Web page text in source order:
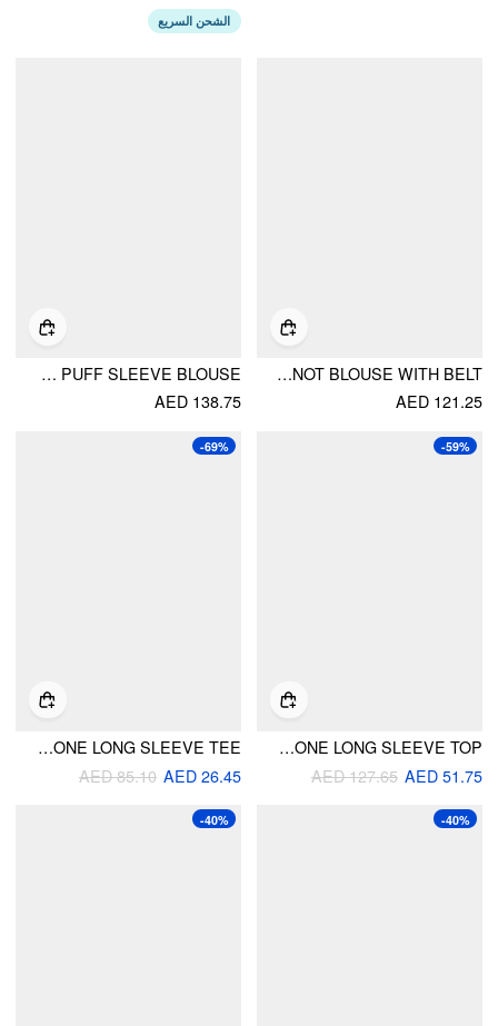
الشحن السريع
COTTON POLKA DOT PUFF SLEEVE BOWKNOT BLOUSE WITH BELT
AED 121.25
CHIFFON POLKA DOT PUFF SLEEVE BLOUSE
AED 138.75
-59%
WOOL-BLEND STAND COLLAR BOWKNOT TWO TONE LONG SLEEVE TOP
AED 51.75
AED 127.65
-69%
WOOL-BLEND U-NECKLINE BUTTON TWO TONE LONG SLEEVE TEE
AED 26.45
AED 85.10
-40%
-40%